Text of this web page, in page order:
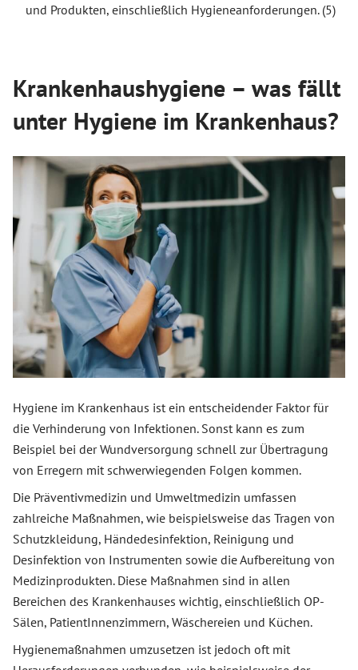
und Produkten, einschließlich Hygieneanforderungen. (5)
Krankenhaushygiene – was fällt
unter Hygiene im Krankenhaus?
Hygiene im Krankenhaus ist ein entscheidender Faktor für
die Verhinderung von Infektionen. Sonst kann es zum
Beispiel bei der Wundversorgung schnell zur Übertragung
von Erregern mit schwerwiegenden Folgen kommen.
Die Präventivmedizin und Umweltmedizin umfassen
zahlreiche Maßnahmen, wie beispielsweise das Tragen von
Schutzkleidung, Händedesinfektion, Reinigung und
Desinfektion von Instrumenten sowie die Aufbereitung von
Medizinprodukten. Diese Maßnahmen sind in allen
Bereichen des Krankenhauses wichtig, einschließlich OP-
Sälen, PatientInnenzimmern, Wäschereien und Küchen.
Hygienemaßnahmen umzusetzen ist jedoch oft mit